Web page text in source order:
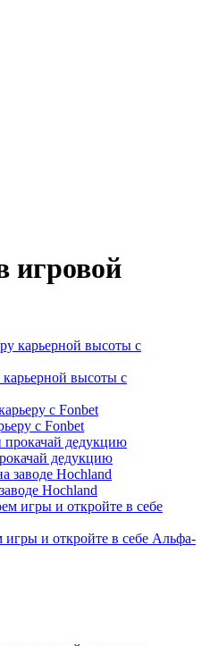
игровой
карьерной высоты с
с Fonbet
дедукцию
Hochland
игры и откройте в себе Альфа-